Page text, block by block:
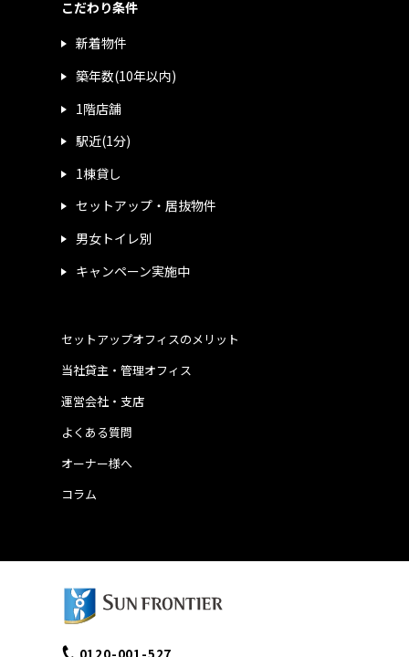
こだわり条件
新着物件
築年数(10年以内)
1階店舗
駅近(1分)
1棟貸し
セットアップ・居抜物件
男女トイレ別
キャンペーン実施中
運営会社・支店
よくある質問
当社貸主・管理オフィス
オーナー様へ
コラム
セットアップオフィスのメリット